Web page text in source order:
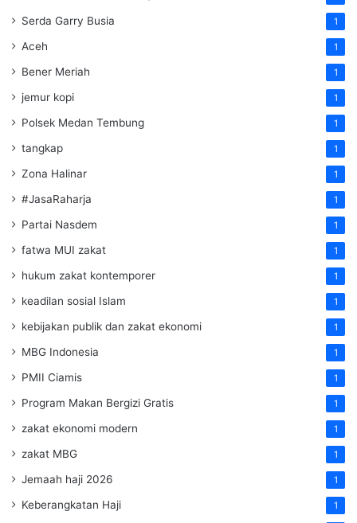
Serda Garry Busia 1
Aceh 1
Bener Meriah 1
jemur kopi 1
Polsek Medan Tembung 1
tangkap 1
Zona Halinar 1
#JasaRaharja 1
Partai Nasdem 1
fatwa MUI zakat 1
hukum zakat kontemporer 1
keadilan sosial Islam 1
kebijakan publik dan zakat ekonomi 1
MBG Indonesia 1
PMII Ciamis 1
Program Makan Bergizi Gratis 1
zakat ekonomi modern 1
zakat MBG 1
Jemaah haji 2026 1
Keberangkatan Haji 1